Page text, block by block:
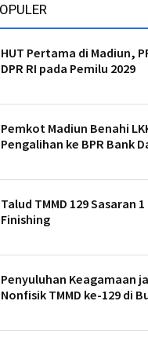
HUT Pertama di Madiun,
DPR RI pada Pemilu 2029
Pemkot Madiun Benahi
Pengalihan ke BPR Bank
Talud TMMD 129 Sasaran
Finishing
Penyuluhan Keagamaan
Nonfisik TMMD ke-129 di